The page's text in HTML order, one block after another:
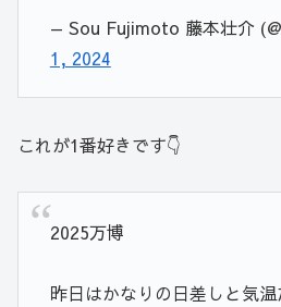
— Sou Fujimoto 藤本壮介
1, 2024
これが1番好きです👇
2025万博
昨日はかなりの日差しと気温